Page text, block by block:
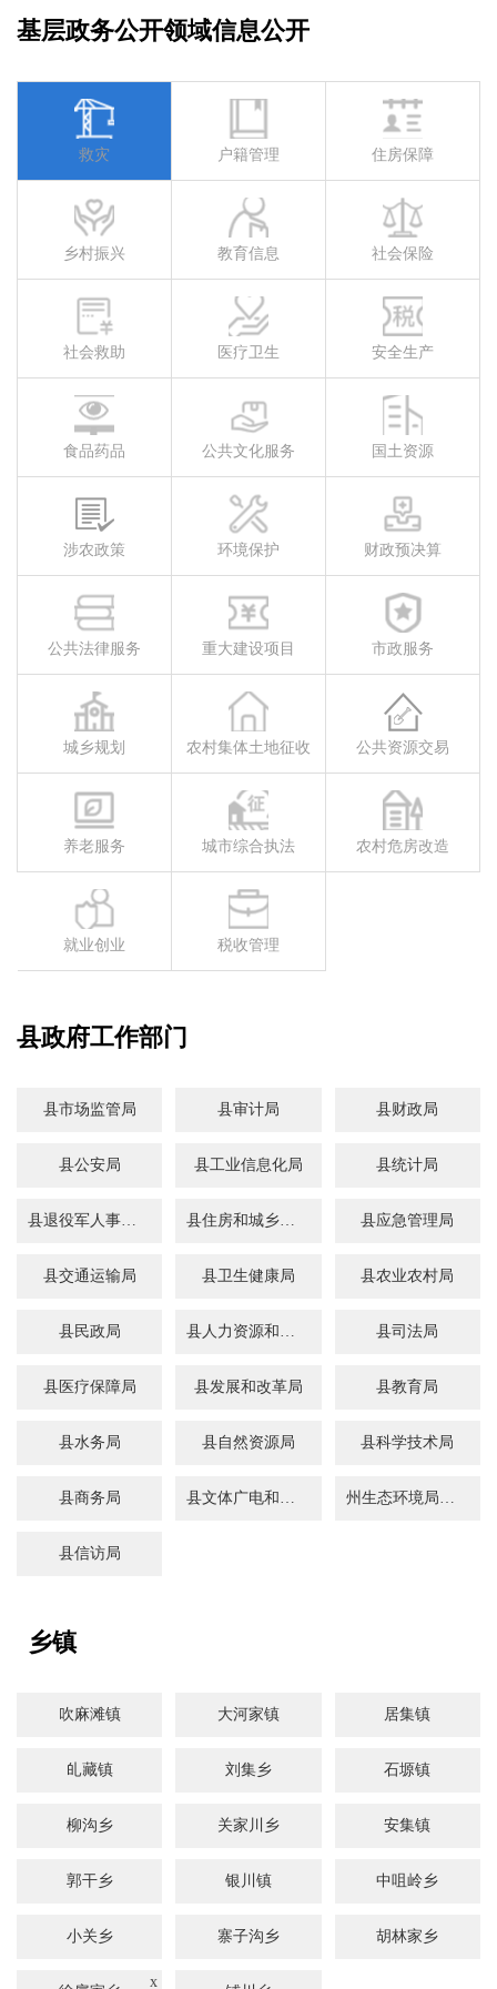
基层政务公开领域信息公开
救灾 户籍管理 住房保障
乡村振兴 教育信息 社会保险
社会救助 医疗卫生 安全生产
食品药品 公共文化服务 国土资源
涉农政策 环境保护 财政预决算
公共法律服务 重大建设项目 市政服务
城乡规划 农村集体土地征收 公共资源交易
养老服务 城市综合执法 农村危房改造
就业创业 税收管理
县政府工作部门
县市场监管局 县审计局 县财政局
县公安局 县工业信息化局 县统计局
县应急管理局
县交通运输局 县卫生健康局 县农业农村局
县民政局 县司法局
县医疗保障局 县发展和改革局 县教育局
县水务局 县自然资源局 县科学技术局
县商务局
县信访局
乡镇
吹麻滩镇 大河家镇 居集镇
癿藏镇 刘集乡 石塬镇
柳沟乡 关家川乡 安集镇
郭干乡 银川镇 中咀岭乡
小关乡 寨子沟乡 胡林家乡
x